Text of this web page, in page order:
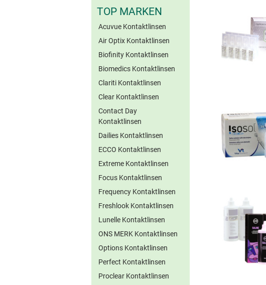
TOP MARKEN
Acuvue Kontaktlinsen
Air Optix Kontaktlinsen
Biofinity Kontaktlinsen
Biomedics Kontaktlinsen
Clariti Kontaktlinsen
Clear Kontaktlinsen
Contact Day
Kontaktlinsen
Dailies Kontaktlinsen
ECCO Kontaktlinsen
Extreme Kontaktlinsen
Focus Kontaktlinsen
Frequency Kontaktlinsen
Freshlook Kontaktlinsen
Lunelle Kontaktlinsen
ONS MERK Kontaktlinsen
Options Kontaktlinsen
Perfect Kontaktlinsen
Proclear Kontaktlinsen